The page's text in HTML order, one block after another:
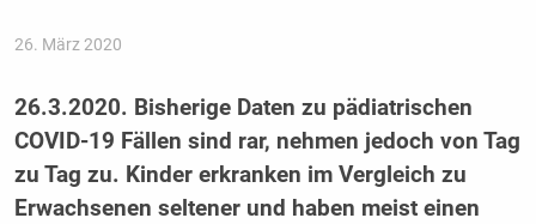
26. März 2020
26.3.2020. Bisherige Daten zu pädiatrischen
COVID-19 Fällen sind rar, nehmen jedoch von Tag
zu Tag zu. Kinder erkranken im Vergleich zu
Erwachsenen seltener und haben meist einen